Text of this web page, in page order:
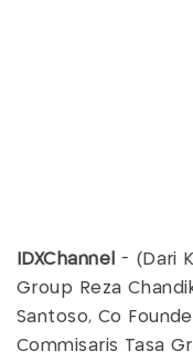
IDXChannel - (Dari
Group Reza
Santoso, Co
Commisaris Tasa